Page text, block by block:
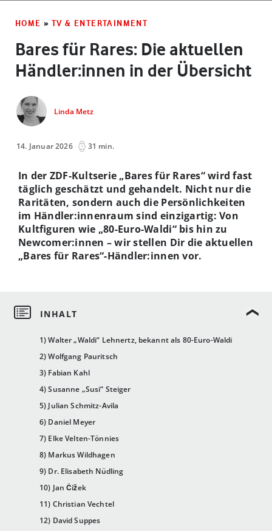
HOME » TV & ENTERTAINMENT
Bares für Rares: Die aktuellen
Händler:innen in der Übersicht
Linda Metz
14. Januar 2026 31 min.
1) Walter „Waldi“ Lehnertz, bekannt als 80-Euro-Waldi
2) Wolfgang Pauritsch
3) Fabian Kahl
4) Susanne „Susi“ Steiger
5) Julian Schmitz-Avila
6) Daniel Meyer
7) Elke Velten-Tönnies
8) Markus Wildhagen
9) Dr. Elisabeth Nüdling
10) Jan Čížek
11) Christian Vechtel
12) David Suppes
In der ZDF-Kultserie „Bares für Rares“ wird fast
täglich geschätzt und gehandelt. Nicht nur die
Raritäten, sondern auch die Persönlichkeiten
im Händler:innenraum sind einzigartig: Von
Kultfiguren wie „80-Euro-Waldi“ bis hin zu
Newcomer:innen – wir stellen Dir die aktuellen
„Bares für Rares“-Händler:innen vor.